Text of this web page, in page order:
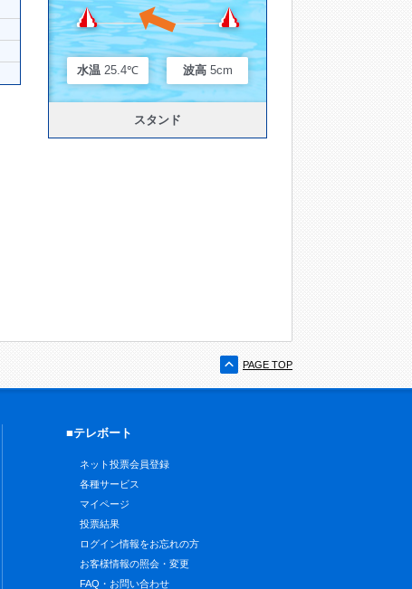
水温 25.4℃ 波高 5cm
スタンド
PAGE TOP
■テレボート
ネット投票会員登録
各種サービス
マイページ
投票結果
ログイン情報をお忘れの方
お客様情報の照会・変更
FAQ・お問い合わせ